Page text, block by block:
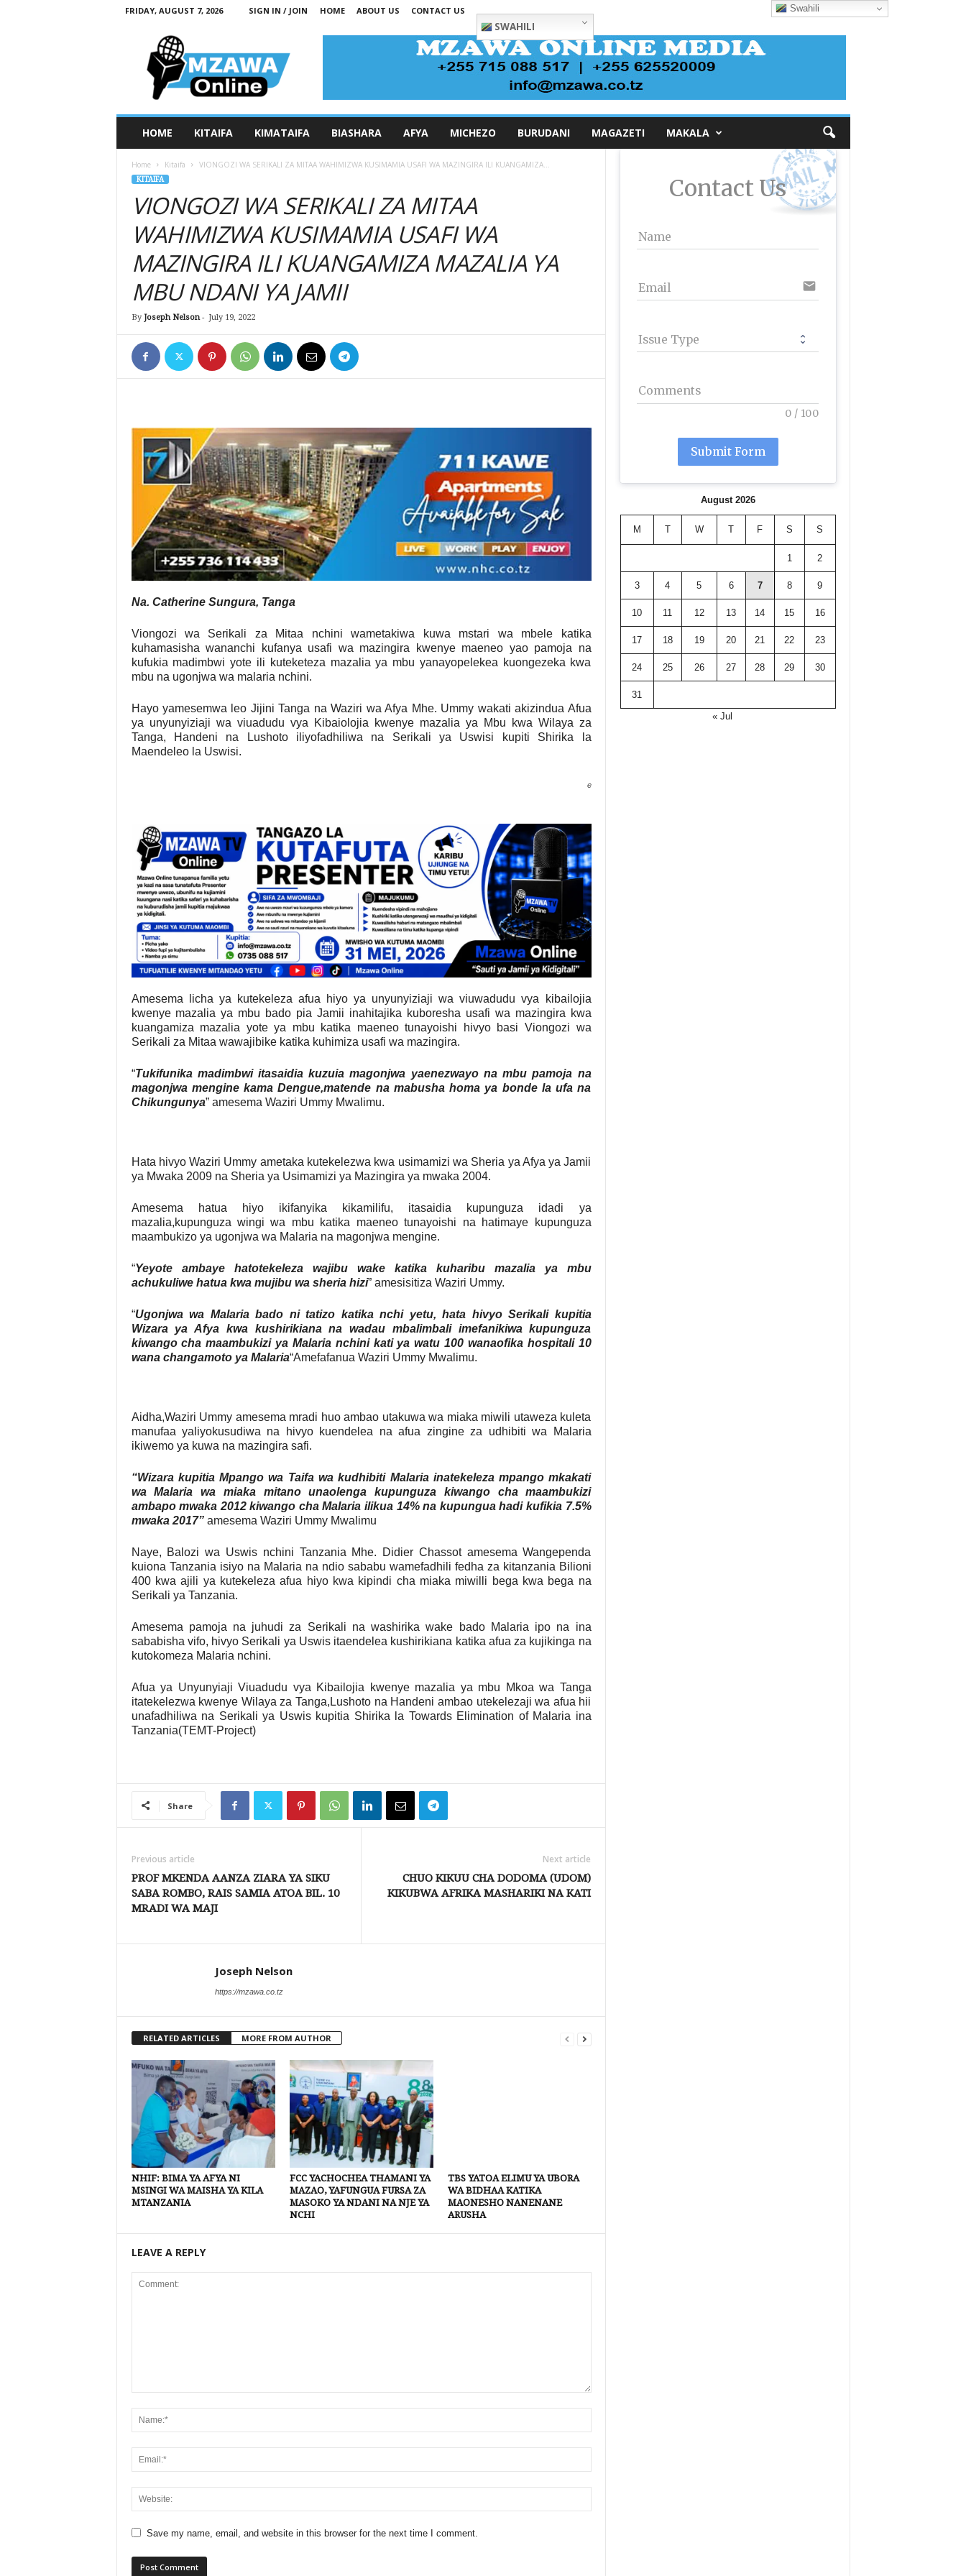
FRIDAY, AUGUST 7, 2026 SIGN IN / JOIN HOME ABOUT US CONTACT US
SWAHILI
HOME KITAIFA KIMATAIFA BIASHARA AFYA MICHEZO BURUDANI MAGAZETI MAKALA
Home Kitaifa VIONGOZI WA SERIKALI ZA MITAA WAHIMIZWA KUSIMAMIA USAFI WA MAZINGIRA ILI KUANGAMIZA...
KITAIFA
VIONGOZI WA SERIKALI ZA MITAA
WAHIMIZWA KUSIMAMIA USAFI WA
MAZINGIRA ILI KUANGAMIZA MAZALIA YA
MBU NDANI YA JAMII
By Joseph Nelson- July 19, 2022
Na. Catherine Sungura, Tanga
Viongozi wa Serikali za Mitaa nchini wametakiwa kuwa mstari wa mbele katika
kuhamasisha wananchi kufanya usafi wa mazingira kwenye maeneo yao pamoja na
kufukia madimbwi yote ili kuteketeza mazalia ya mbu yanayopelekea kuongezeka kwa
mbu na ugonjwa wa malaria nchini.
Hayo yamesemwa leo Jijini Tanga na Waziri wa Afya Mhe. Ummy wakati akizindua Afua
ya unyunyiziaji wa viuadudu vya Kibaiolojia kwenye mazalia ya Mbu kwa Wilaya za
Tanga, Handeni na Lushoto iliyofadhiliwa na Serikali ya Uswisi kupiti Shirika la
Maendeleo la Uswisi.
e
Amesema licha ya kutekeleza afua hiyo ya unyunyiziaji wa viuwadudu vya kibailojia
kwenye mazalia ya mbu bado pia Jamii inahitajika kuboresha usafi wa mazingira kwa
kuangamiza mazalia yote ya mbu katika maeneo tunayoishi hivyo basi Viongozi wa
Serikali za Mitaa wawajibike katika kuhimiza usafi wa mazingira.
“Tukifunika madimbwi itasaidia kuzuia magonjwa yaenezwayo na mbu pamoja na
magonjwa mengine kama Dengue,matende na mabusha homa ya bonde la ufa na
Chikungunya” amesema Waziri Ummy Mwalimu.
Hata hivyo Waziri Ummy ametaka kutekelezwa kwa usimamizi wa Sheria ya Afya ya Jamii
ya Mwaka 2009 na Sheria ya Usimamizi ya Mazingira ya mwaka 2004.
Amesema hatua hiyo ikifanyika kikamilifu, itasaidia kupunguza idadi ya
mazalia,kupunguza wingi wa mbu katika maeneo tunayoishi na hatimaye kupunguza
maambukizo ya ugonjwa wa Malaria na magonjwa mengine.
“Yeyote ambaye hatotekeleza wajibu wake katika kuharibu mazalia ya mbu
achukuliwe hatua kwa mujibu wa sheria hizi” amesisitiza Waziri Ummy.
“Ugonjwa wa Malaria bado ni tatizo katika nchi yetu, hata hivyo Serikali kupitia
Wizara ya Afya kwa kushirikiana na wadau mbalimbali imefanikiwa kupunguza
kiwango cha maambukizi ya Malaria nchini kati ya watu 100 wanaofika hospitali 10
wana changamoto ya Malaria“Amefafanua Waziri Ummy Mwalimu.
Aidha,Waziri Ummy amesema mradi huo ambao utakuwa wa miaka miwili utaweza kuleta
manufaa yaliyokusudiwa na hivyo kuendelea na afua zingine za udhibiti wa Malaria
ikiwemo ya kuwa na mazingira safi.
“Wizara kupitia Mpango wa Taifa wa kudhibiti Malaria inatekeleza mpango mkakati
wa Malaria wa miaka mitano unaolenga kupunguza kiwango cha maambukizi
ambapo mwaka 2012 kiwango cha Malaria ilikua 14% na kupungua hadi kufikia 7.5%
mwaka 2017”amesema Waziri Ummy Mwalimu
Naye, Balozi wa Uswis nchini Tanzania Mhe. Didier Chassot amesema Wangependa
kuiona Tanzania isiyo na Malaria na ndio sababu wamefadhili fedha za kitanzania Bilioni
400 kwa ajili ya kutekeleza afua hiyo kwa kipindi cha miaka miwilli bega kwa bega na
Serikali ya Tanzania.
Amesema pamoja na juhudi za Serikali na washirika wake bado Malaria ipo na ina
sababisha vifo, hivyo Serikali ya Uswis itaendelea kushirikiana katika afua za kujikinga na
kutokomeza Malaria nchini.
Afua ya Unyunyiaji Viuadudu vya Kibailojia kwenye mazalia ya mbu Mkoa wa Tanga
itatekelezwa kwenye Wilaya za Tanga,Lushoto na Handeni ambao utekelezaji wa afua hii
unafadhiliwa na Serikali ya Uswis kupitia Shirika la Towards Elimination of Malaria ina
Tanzania(TEMT-Project)
Share
Previous article
PROF MKENDA AANZA ZIARA YA SIKU
SABA ROMBO, RAIS SAMIA ATOA BIL. 10
MRADI WA MAJI
Next article
CHUO KIKUU CHA DODOMA (UDOM)
KIKUBWA AFRIKA MASHARIKI NA KATI
Joseph Nelson
https://mzawa.co.tz
RELATED ARTICLES MORE FROM AUTHOR
NHIF: BIMA YA AFYA NI
MSINGI WA MAISHA YA KILA
MTANZANIA
FCC YACHOCHEA THAMANI YA
MAZAO, YAFUNGUA FURSA ZA
MASOKO YA NDANI NA NJE YA
NCHI
TBS YATOA ELIMU YA UBORA
WA BIDHAA KATIKA
MAONESHO NANENANE
ARUSHA
LEAVE A REPLY
Save my name, email, and website in this browser for the next time I comment.
Contact Us
Name
Email email
Issue Type
Comments
0 / 100
Submit Form
August 2026
M T W T F S S
1 2
3 4 5 6 7 8 9
10 11 12 13 14 15 16
17 18 19 20 21 22 23
24 25 26 27 28 29 30
31
« Jul
Swahili